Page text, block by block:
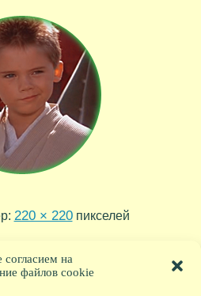
согласием на
файлов cookie
220 × 220пикселей